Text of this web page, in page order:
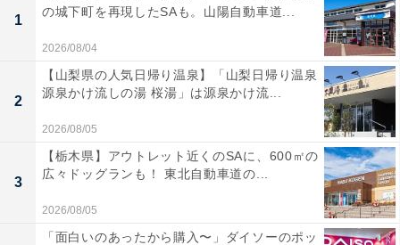
1
の城下町を再現したSAも。山陽自動車道...
2026/08/04
2
【山梨県の人気日帰り温泉】「山梨日帰り温泉
源泉かけ流しの湯 桜湯」は源泉かけ流...
2026/08/05
3
【栃木県】アウトレット近くのSAに、600㎡の
広々ドッグランも！ 東北自動車道の...
2026/08/05
「面白いのあったから購入〜」ダイソーのポッ